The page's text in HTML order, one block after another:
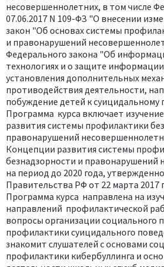
несовершеннолетних, в том числе
07.06.2017 N 109-ФЗ "О внесении
закон "Об основах системы
и правонарушений
Федерального закона "Об
технологиях и о защите
установления дополнительных
противодействия деятельности,
побуждение детей к суицидальному
Программа курса включает
развития системы профилактики
правонарушений
Концепции развития системы
безнадзорности и правонарушений
на период до 2020 года,
Правительства РФ от 22 марта 2017
Программа курса направлена на
направлений профилактической
вопросы организации социального
профилактики суицидального
знакомит слушателей с основами
профилактики кибербуллинга и